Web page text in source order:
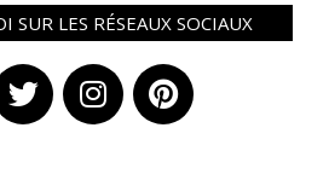
SUR LES RÉSEAUX SOCIAUX